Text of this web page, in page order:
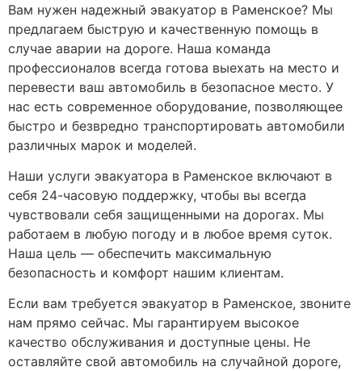
Вам нужен надежный эвакуатор в Раменское? Мы
предлагаем быструю и качественную помощь в
случае аварии на дороге. Наша команда
профессионалов всегда готова выехать на место и
перевести ваш автомобиль в безопасное место. У
нас есть современное оборудование, позволяющее
быстро и безвредно транспортировать автомобили
различных марок и моделей.
Наши услуги эвакуатора в Раменское включают в
себя 24-часовую поддержку, чтобы вы всегда
чувствовали себя защищенными на дорогах. Мы
работаем в любую погоду и в любое время суток.
Наша цель — обеспечить максимальную
безопасность и комфорт нашим клиентам.
Если вам требуется эвакуатор в Раменское, звоните
нам прямо сейчас. Мы гарантируем высокое
качество обслуживания и доступные цены. Не
оставляйте свой автомобиль на случайной дороге,